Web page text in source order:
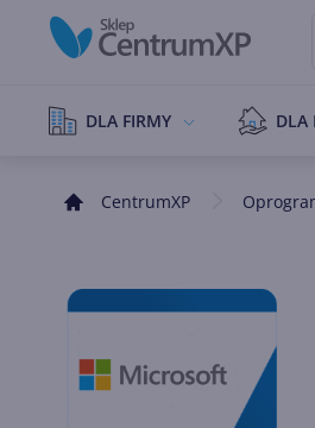
DLA FIRMY DLA
CentrumXP